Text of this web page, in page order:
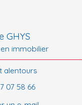
GHYS
immobilier
alentours
07 58 66